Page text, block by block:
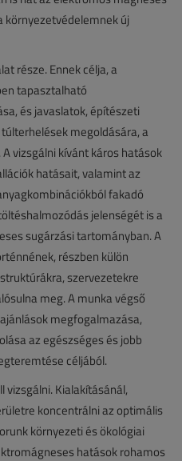
környezetvédelemnek új
része. Ennek célja, a
tapasztalható
és javaslatok, építészeti
megoldására, a
vizsgálni kívánt káros hatások
hatásait, valamint az
fakadó
jelenségét is a
sugárzási tartományban. A
részben külön
szervezetekre
meg. A munka végső
megfogalmazása,
az egészséges és jobb
céljából.
Kialakításánál,
koncentrálni az optimális
környezeti és ökológiai
hatások rohamos